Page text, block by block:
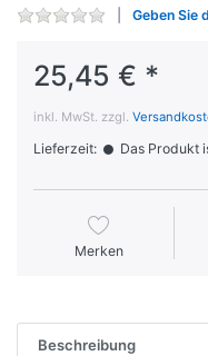
Geben Sie
25,45 € *
inkl. MwSt. zzgl.
Lieferzeit: Das Produkt
Merken
Beschreibung